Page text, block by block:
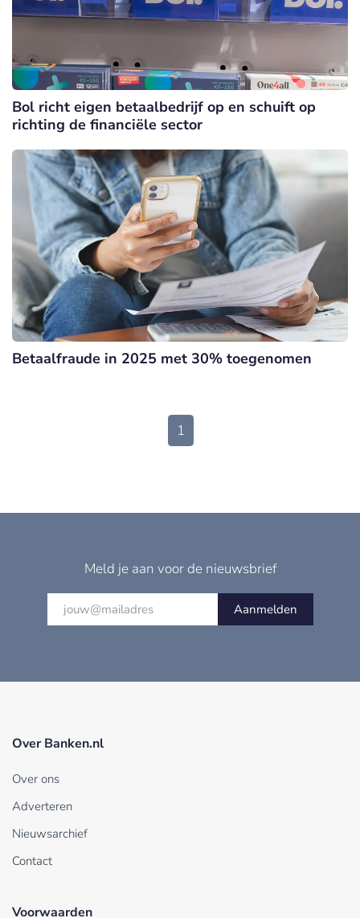
Bol richt eigen betaalbedrijf op en schuift op
richting de financiële sector
Betaalfraude in 2025 met 30% toegenomen
1
Meld je aan voor de nieuwsbrief
Aanmelden
Over Banken.nl
Over ons
Adverteren
Nieuwsarchief
Contact
Voorwaarden